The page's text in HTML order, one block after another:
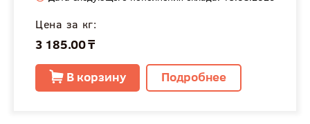
Цена за кг:
3 185.00 ₸
В корзину
Подробнее